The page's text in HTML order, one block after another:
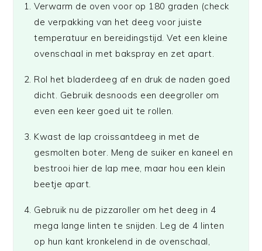
Verwarm de oven voor op 180 graden (check
de verpakking van het deeg voor juiste
temperatuur en bereidingstijd. Vet een kleine
ovenschaal in met bakspray en zet apart.
Rol het bladerdeeg af en druk de naden goed
dicht. Gebruik desnoods een deegroller om
even een keer goed uit te rollen.
Kwast de lap croissantdeeg in met de
gesmolten boter. Meng de suiker en kaneel en
bestrooi hier de lap mee, maar hou een klein
beetje apart.
Gebruik nu de pizzaroller om het deeg in 4
mega lange linten te snijden. Leg de 4 linten
op hun kant kronkelend in de ovenschaal,